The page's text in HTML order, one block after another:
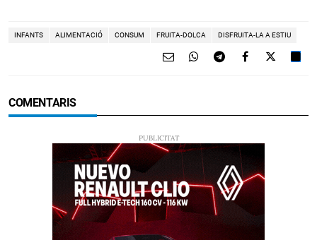
INFANTS ALIMENTACIÓ CONSUM FRUITA-DOLCA DISFRUITA-LA A ESTIU
COMENTARIS